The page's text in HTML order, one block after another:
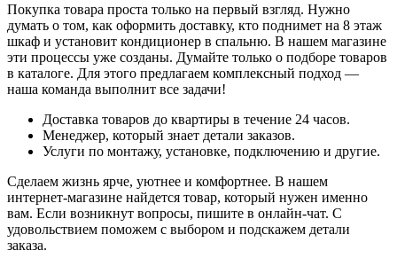
Покупка товара проста только на первый взгляд. Нужно
думать о том, как оформить доставку, кто поднимет на 8 этаж
шкаф и установит кондиционер в спальню. В нашем магазине
эти процессы уже созданы. Думайте только о подборе товаров
в каталоге. Для этого предлагаем комплексный подход —
наша команда выполнит все задачи!
Доставка товаров до квартиры в течение 24 часов.
Менеджер, который знает детали заказов.
Услуги по монтажу, установке, подключению и другие.
Сделаем жизнь ярче, уютнее и комфортнее. В нашем
интернет-магазине найдется товар, который нужен именно
вам. Если возникнут вопросы, пишите в онлайн-чат. С
удовольствием поможем с выбором и подскажем детали
заказа.